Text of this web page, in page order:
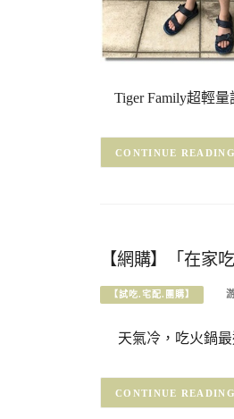
Tiger Family超輕
CONTINUE READING
【網購】「在家
【試吃.宅配.團購】
天氣冷，吃火鍋最
CONTINUE READING